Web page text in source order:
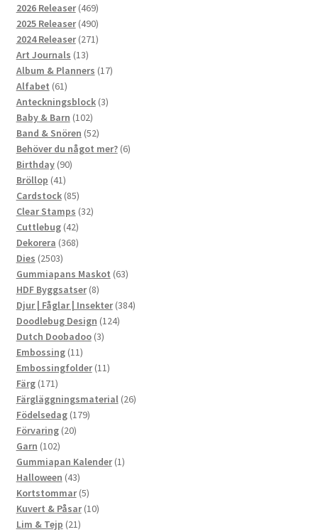
2026 Releaser 469469
produkter
2025 Releaser 490490
produkter
2024 Releaser 271271
Art Journals 1313
produkter
Album & Planners 1717
Alfabet 6161
produkter
Anteckningsblock 33
Baby & Barn 102102
produkter
Band & Snören 5252
produkter
Behöver du något mer? 66
Birthday 9090
Bröllop 4141
produkter
Cardstock 8585
produkter
Clear Stamps 3232
Cuttlebug 4242
produkter
Dekorera 368368
Dies 25032503
produkter
Gummiapans Maskot 6363
HDF Byggsatser 88
produkter
Djur | Fåglar | Insekter 384384
Doodlebug Design 124124
Dutch Doobadoo 33
Embossing 1111
produkter
Embossingfolder 1111
Färg 171171
produkter
Färgläggningsmaterial 2626
Födelsedag 179179
Förvaring 2020
Garn 102102
produkter
Gummiapan Kalender 11
Halloween 4343
produkter
Kortstommar 55
produkter
Kuvert & Påsar 1010
Lim & Tejp 2121